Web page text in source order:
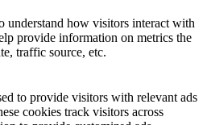
understand how visitors interact with
provide information on metrics the
traffic source, etc.
to provide visitors with relevant ads
cookies track visitors across